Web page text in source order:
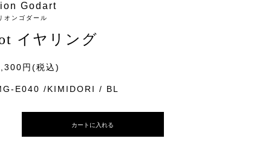
Godart
オンゴダール
イヤリング
円(税込)
E040 /KIMIDORI / BL
カートに入れる